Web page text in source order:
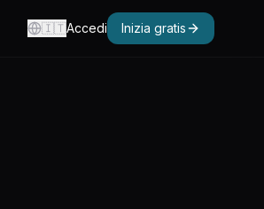
🇮🇹Accedi Inizia gratis